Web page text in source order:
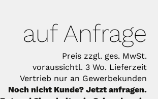
auf Anfrage
Preis zzgl. ges. MwSt.
voraussichtl. 3 Wo. Lieferzeit
Vertrieb nur an Gewerbekunden
Noch nicht Kunde? Jetzt anfragen.